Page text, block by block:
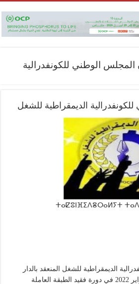
المجلس الوطني للكونفدرالية
الديمقراطية للشغل
ⵜⴰⵇⵓⵏⴼⵉⴷⴻⵔⴰⵍⵢⵜ
الديمقراطية للشغل المنعقد بالدار
البيضاء يوم السبت 26 فبراير 2022 في دورة فقيد الطبقة العاملة